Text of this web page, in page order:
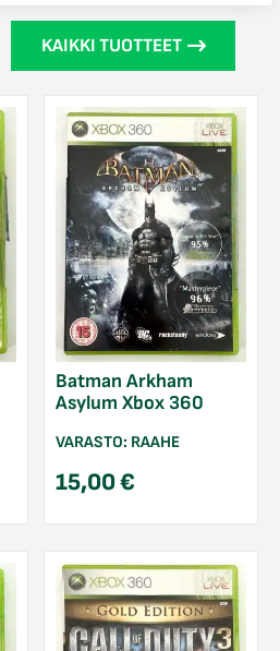
KAIKKI TUOTTEET
Batman Arkham
Asylum Xbox 360
VARASTO: RAAHE
15,00€